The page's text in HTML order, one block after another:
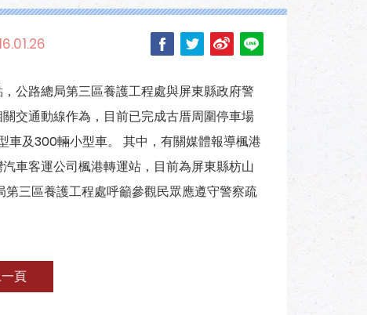
公路總局第三區養護工程處與屏東縣政府警
交通動線作為，目前已完成古厝周圍停車場
車及300輛小型車。 其中，有關媒體報導楓港
車客運公司楓港轉運站，目前為屏東縣枋山
三區養護工程處呼籲參觀民眾應遵守警察疏
頁